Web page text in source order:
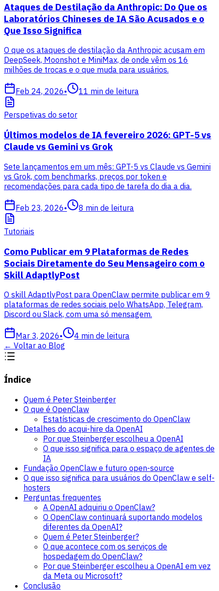
Ataques de Destilação da Anthropic: Do Que os
Laboratórios Chineses de IA São Acusados e o
Que Isso Significa
O que os ataques de destilação da Anthropic acusam em
DeepSeek, Moonshot e MiniMax, de onde vêm os 16
milhões de trocas e o que muda para usuários.
Feb 24, 2026• 11 min de leitura
Perspetivas do setor
Últimos modelos de IA fevereiro 2026: GPT-5 vs
Claude vs Gemini vs Grok
Sete lançamentos em um mês: GPT-5 vs Claude vs Gemini
vs Grok, com benchmarks, preços por token e
recomendações para cada tipo de tarefa do dia a dia.
Feb 23, 2026• 8 min de leitura
Tutoriais
Como Publicar em 9 Plataformas de Redes
Sociais Diretamente do Seu Mensageiro com o
Skill AdaptlyPost
O skill AdaptlyPost para OpenClaw permite publicar em 9
plataformas de redes sociais pelo WhatsApp, Telegram,
Discord ou Slack, com uma só mensagem.
Mar 3, 2026• 4 min de leitura
← Voltar ao Blog
Índice
Quem é Peter Steinberger
O que é OpenClaw
Estatísticas de crescimento do OpenClaw
Detalhes do acqui-hire da OpenAI
Por que Steinberger escolheu a OpenAI
O que isso significa para o espaço de agentes de
IA
Fundação OpenClaw e futuro open-source
O que isso significa para usuários do OpenClaw e self-
hosters
Perguntas frequentes
A OpenAI adquiriu o OpenClaw?
O OpenClaw continuará suportando modelos
diferentes da OpenAI?
Quem é Peter Steinberger?
O que acontece com os serviços de
hospedagem do OpenClaw?
Por que Steinberger escolheu a OpenAI em vez
da Meta ou Microsoft?
Conclusão